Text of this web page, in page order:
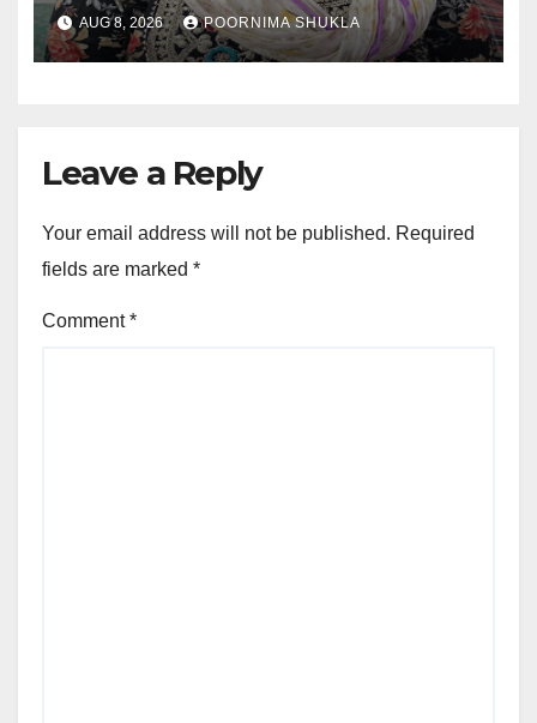
चकमा…
AUG 8, 2026 POORNIMA SHUKLA
Leave a Reply
Your email address will not be published. Required
fields are marked *
Comment*